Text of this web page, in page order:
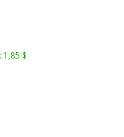
1,85 $